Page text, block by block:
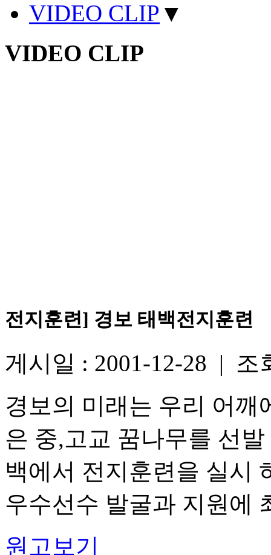
VIDEO CLIP ▼
VIDEO CLIP
전지훈련] 경보 태백전지훈련
게시일 : 2001-12-28 | 조
경보의 미래는 우리 어깨
은 중,고교 꿈나무를 선
백에서 전지훈련을 실시
우수선수 발굴과 지원에
원고보기